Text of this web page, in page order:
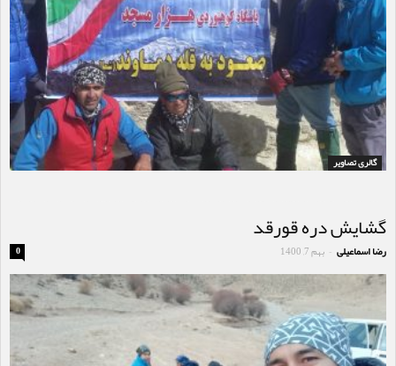
گالری تصاویر
گشایش دره قورقد
رضا اسماعیلی - بهم 7, 1400 0